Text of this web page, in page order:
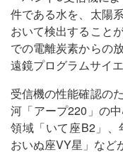
件である水を、太陽
おいて検出すること
での電離炭素からの
遠鏡プログラムサイ
受信機の性能確認の
河「アープ220」の
領域「いて座B2」
おいぬ座VY星」など